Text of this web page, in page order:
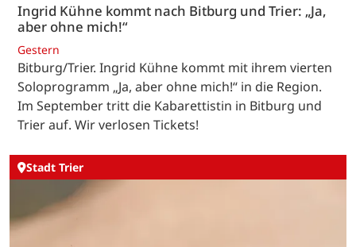
Ingrid Kühne kommt nach Bitburg und Trier: „Ja,
aber ohne mich!“
Gestern
Bitburg/Trier. Ingrid Kühne kommt mit ihrem vierten
Soloprogramm „Ja, aber ohne mich!“ in die Region.
Im September tritt die Kabarettistin in Bitburg und
Trier auf. Wir verlosen Tickets!
Stadt Trier